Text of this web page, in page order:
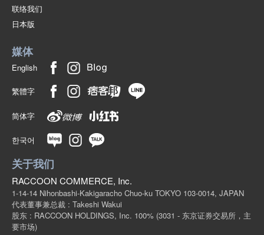
联络我们
日本版
媒体
English
繁體字
简体字
한국어
关于我们
RACCOON COMMERCE, Inc.
1-14-14 Nihonbashi-Kakigaracho Chuo-ku TOKYO 103-0014, JAPAN
代表董事兼总裁 : Takeshi Wakui
股东 : RACCOON HOLDINGS, Inc. 100% (3031 - 东京证券交易所，主
要市场)